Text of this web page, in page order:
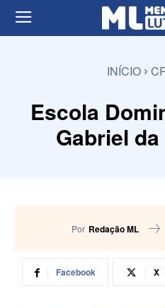
INÍCIO
Escola
Gabriel
Por Redação ML
Facebook X